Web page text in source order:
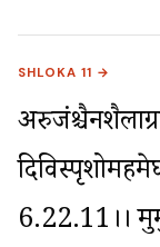
SHLOKA 11 →
6.22.11।।